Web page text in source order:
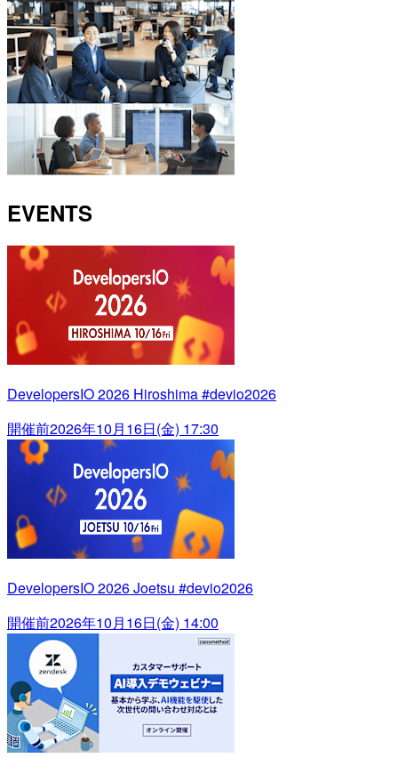
EVENTS
DevelopersIO 2026 Hiroshima #devio2026
開催前2026年10月16日(金) 17:30
DevelopersIO 2026 Joetsu #devio2026
開催前2026年10月16日(金) 14:00